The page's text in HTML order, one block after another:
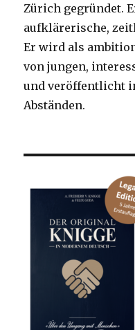
Zürich gegründet.
aufklärerische,
Er wird als
von jungen,
und veröffentlicht
Abständen.